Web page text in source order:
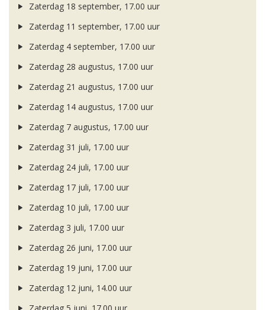
Zaterdag 18 september, 17.00 uur
Zaterdag 11 september, 17.00 uur
Zaterdag 4 september, 17.00 uur
Zaterdag 28 augustus, 17.00 uur
Zaterdag 21 augustus, 17.00 uur
Zaterdag 14 augustus, 17.00 uur
Zaterdag 7 augustus, 17.00 uur
Zaterdag 31 juli, 17.00 uur
Zaterdag 24 juli, 17.00 uur
Zaterdag 17 juli, 17.00 uur
Zaterdag 10 juli, 17.00 uur
Zaterdag 3 juli, 17.00 uur
Zaterdag 26 juni, 17.00 uur
Zaterdag 19 juni, 17.00 uur
Zaterdag 12 juni, 14.00 uur